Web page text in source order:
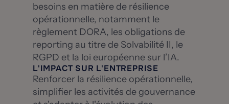
besoins en matière de résilience
opérationnelle, notamment le
règlement DORA, les obligations de
reporting au titre de Solvabilité II, le
RGPD et la loi européenne sur l’IA.
L'IMPACT SUR L'ENTREPRISE
Renforcer la résilience opérationnelle,
simplifier les activités de gouvernance